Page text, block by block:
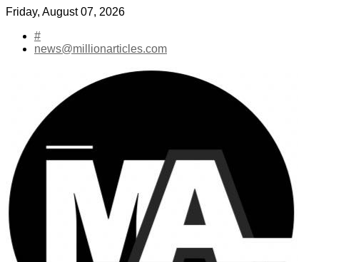
Skip
content
Friday, August 07, 2026
#
news@millionarticles.com